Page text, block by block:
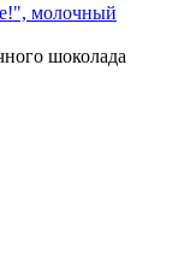
молочный
шоколада